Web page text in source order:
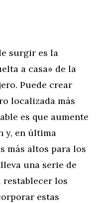
surgir es la
a casa» de la
Puede crear
localizada más
es que aumente
y, en última
más altos para los
una serie de
restablecer los
estas